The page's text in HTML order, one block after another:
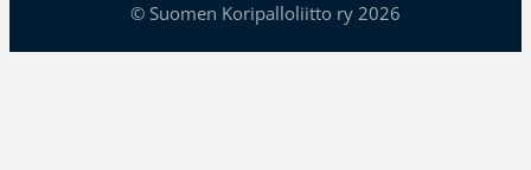
© Suomen Koripalloliitto ry 2026